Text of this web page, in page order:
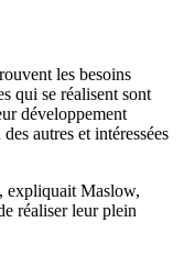
les besoins
qui se réalisent sont
développement
autres et intéressées
expliquait Maslow,
réaliser leur plein